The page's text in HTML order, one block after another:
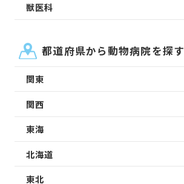
獣医科
都道府県から動物病院を探す
関東
関西
東海
北海道
東北